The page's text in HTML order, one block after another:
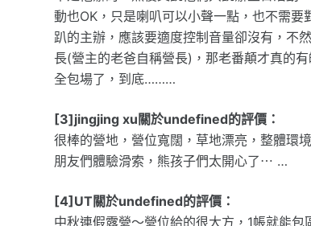
動也OK，只是喇叭可以小聲一點，也不需
趴的主辦，應該要適度控制音量卻沒有，
長(營主的老爸自稱營長)，那老番顛才真的
全包場了，到底………
[3]jingjing xu關於undefined的評價：
很棒的營地，營位寬闊，草地漂亮，整體環
朋友們體驗滑索，熊孩子們太開心了⋯ …
[4]UT關於undefined的評價：
中秋連假露營～營位給的很大方，1帳就能